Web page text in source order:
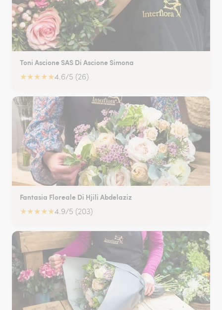
Toni Ascione SAS Di Ascione Simona
★★★★★4.6/5 (26)
Fantasia Floreale Di Hjili Abdelaziz
★★★★★4.9/5 (203)